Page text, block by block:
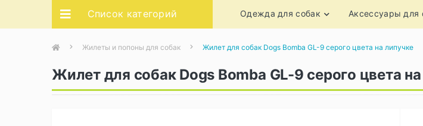
Список категорий Одежда для собак Аксессуары для
Жилеты и попоны для собак Жилет для собак Dogs Bomba GL-9 серого цвета на липучке
Жилет для собак Dogs Bomba GL-9 серого цвета